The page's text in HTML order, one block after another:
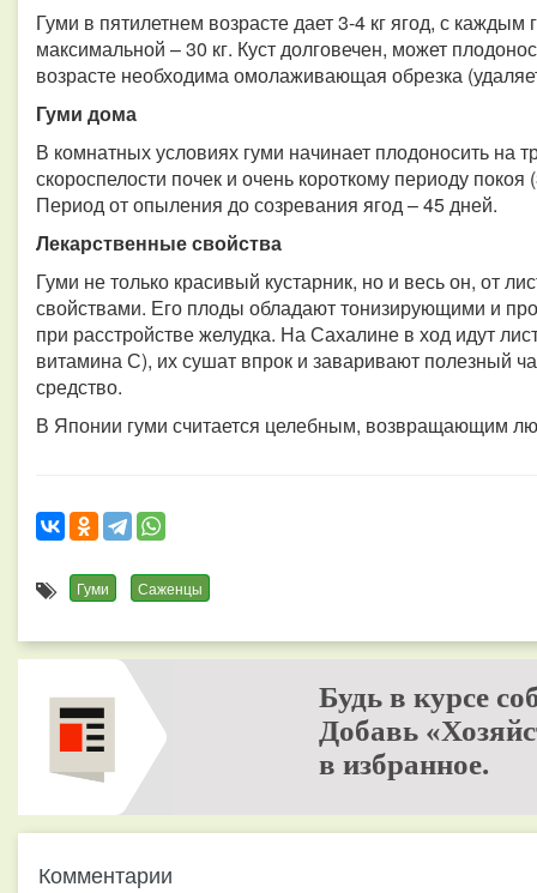
Гуми в пятилетнем возрасте дает 3-4 кг ягод, с
максимальной – 30 кг. Куст долговечен, может
возрасте необходима омолаживающая обрезка
Гуми дома
В комнатных условиях гуми начинает плодоносить на
скороспелости почек и очень короткому периоду
Период от опыления до созревания ягод – 45 дней.
Лекарственные свойства
Гуми не только красивый кустарник, но и весь он, от
свойствами. Его плоды обладают тонизирующими и
при расстройстве желудка. На Сахалине в ход идут
витамина С), их сушат впрок и заваривают полезный
средство.
В Японии гуми считается целебным, возвращающим
Гуми Саженцы
Будь в курсе
Добавь
в избранное.
Комментарии